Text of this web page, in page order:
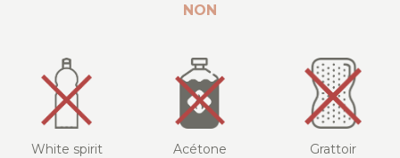
NON
White spirit Acétone Grattoir